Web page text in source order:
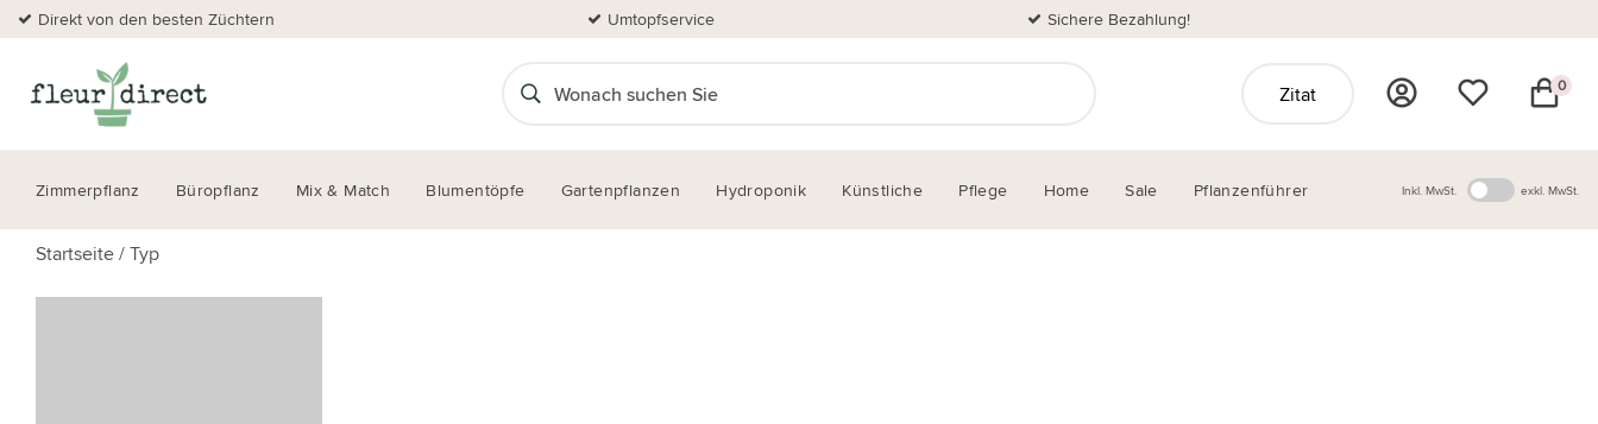
Direkt von den besten Züchtern Umtopfservice Sichere Bezahlung!
Zitat 0
Zimmerpflanz Büropflanz Mix & Match Blumentöpfe Gartenpflanzen Hydroponik Künstliche Pflege Home Sale Pflanzenführer Inkl. MwSt. exkl. MwSt.
Startseite/Typ